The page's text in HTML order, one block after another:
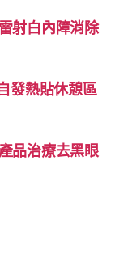
射白內障消除
發熱貼休憩區
品治療去黑眼